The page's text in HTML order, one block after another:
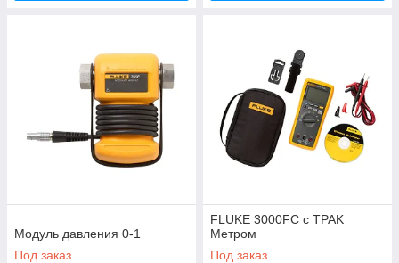
Модуль давления 0-1
Под заказ
FLUKE 3000FC с TPAK
Метром
Под заказ